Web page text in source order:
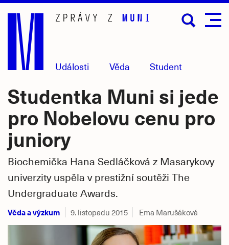
Přejít
hlavní
obsah
Události Věda Student
Studentka Muni si jede
pro Nobelovu cenu pro
juniory
Biochemička Hana Sedláčková z Masarykovy
univerzity uspěla v prestižní soutěži The
Undergraduate Awards.
Věda a výzkum 9. listopadu 2015 Ema Marušáková